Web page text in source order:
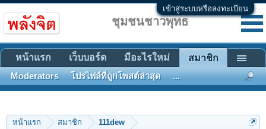
เข้าสู่ระบบหรือลงทะเบียน
หน้าแรก สมาชิก 111dew
ชุมชนชาวพุทธ
หน้าแรก เว็บบอร์ด มีอะไรใหม่ สมาชิก
Moderators โปรไฟล์ที่ถูกโพสต์ล่าสุด ...